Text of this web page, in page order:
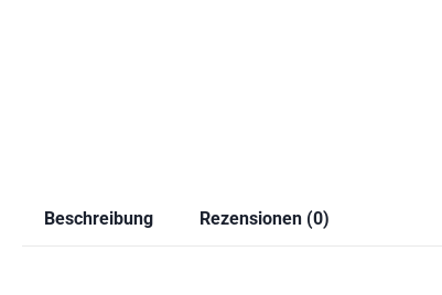
Beschreibung Rezensionen (0)